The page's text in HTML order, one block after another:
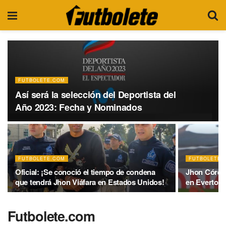
FUTBOLETE.COM
Así será la selección del Deportista del
Año 2023: Fecha y Nominados
FUTBOLETE.COM
Oficial: ¡Se conoció el tiempo de condena
que tendrá Jhon Viáfara en Estados Unidos!
Jhon
en
Futbolete.com